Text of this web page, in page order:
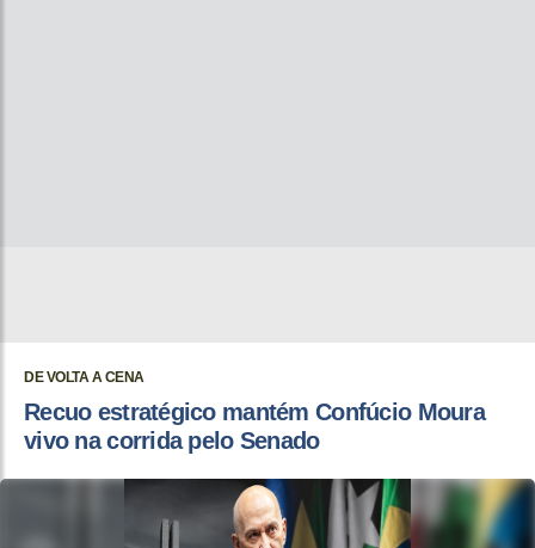
DE VOLTA A CENA
Recuo estratégico mantém Confúcio Moura
vivo na corrida pelo Senado